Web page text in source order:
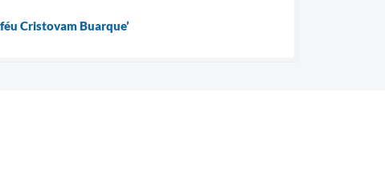
Cristovam Buarque’